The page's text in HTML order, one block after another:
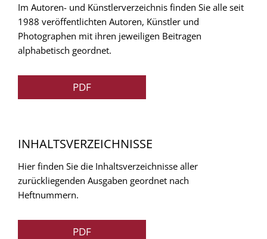
Im Autoren- und Künstlerverzeichnis finden Sie alle seit
1988 veröffentlichten Autoren, Künstler und
Photographen mit ihren jeweiligen Beitragen
alphabetisch geordnet.
PDF
INHALTSVERZEICHNISSE
Hier finden Sie die Inhaltsverzeichnisse aller
zurückliegenden Ausgaben geordnet nach
Heftnummern.
PDF